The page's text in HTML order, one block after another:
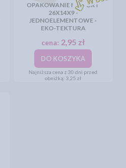
OPAKOWANIE NA TORT
26X14X9 -
JEDNOELEMENTOWE -
EKO-TEKTURA
cena: 2,95 zł
DO KOSZYKA
Najniższa cena z 30 dni przed
obniżką:3,25 zł